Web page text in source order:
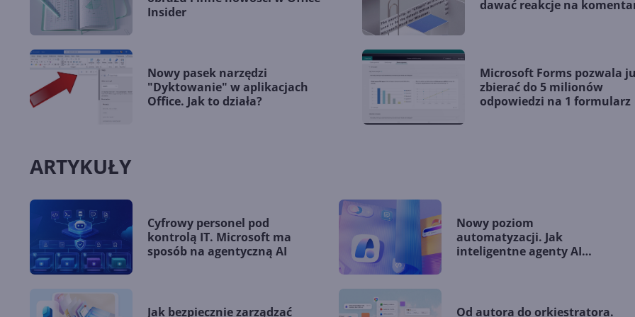
Insider
dawać reakcje na
Nowy pasek narzędzi
"Dyktowanie" w aplikacjach
Office. Jak to działa?
Microsoft Forms pozwala
zbierać do 5 milionów
odpowiedzi na 1 formularz
ARTYKUŁY
Cyfrowy personel pod
kontrolą IT. Microsoft ma
sposób na agentyczną AI
Nowy poziom
automatyzacji. Jak
inteligentne agenty AI
Jak bezpiecznie zarządzać Od autora do orkiestratora.